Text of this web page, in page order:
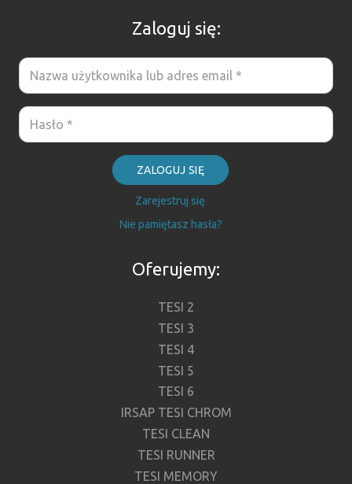
Zaloguj się:
ZALOGUJ SIĘ
Zarejestruj się
Nie pamiętasz hasła?
Oferujemy:
TESI 2
TESI 3
TESI 4
TESI 5
TESI 6
IRSAP TESI CHROM
TESI CLEAN
TESI RUNNER
TESI MEMORY